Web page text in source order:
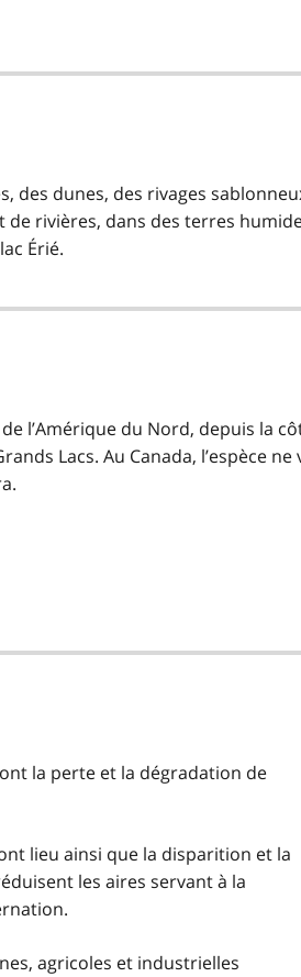
des dunes, des rivages
de rivières, dans des terres
Érié.
l’Amérique du Nord, depuis la
Lacs. Au Canada, l’espèce ne
la perte et la dégradation de
lieu ainsi que la disparition et la
les aires servant à la
agricoles et industrielles